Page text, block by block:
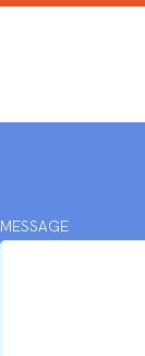
MESSAGE